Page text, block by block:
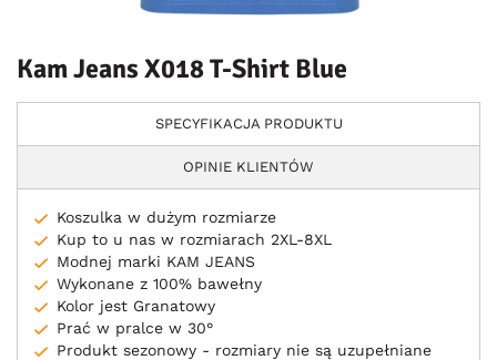
Kam Jeans X018 T-Shirt Blue
SPECYFIKACJA PRODUKTU
OPINIE KLIENTÓW
Koszulka w dużym rozmiarze
Kup to u nas w rozmiarach 2XL-8XL
Modnej marki KAM JEANS
Wykonane z 100% bawełny
Kolor jest Granatowy
Prać w pralce w 30°
Produkt sezonowy - rozmiary nie są uzupełniane